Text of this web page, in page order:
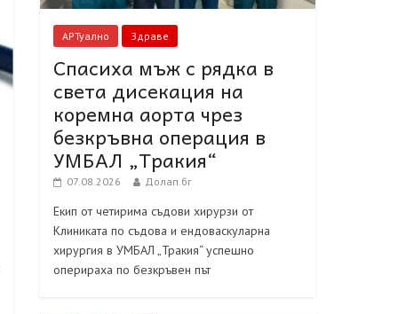
АРТуално Здраве
Спасиха мъж с рядка в
света дисекация на
коремна аорта чрез
безкръвна операция в
УМБАЛ „Тракия“
07.08.2026 Долап.бг
Екип от четирима съдови хирурзи от
Клиниката по съдова и ендоваскуларна
хирургия в УМБАЛ „Тракия“ успешно
оперираха по безкръвен път